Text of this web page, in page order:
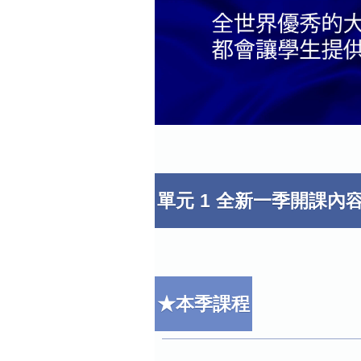
單元 1 全新一季開課內
★本季課程